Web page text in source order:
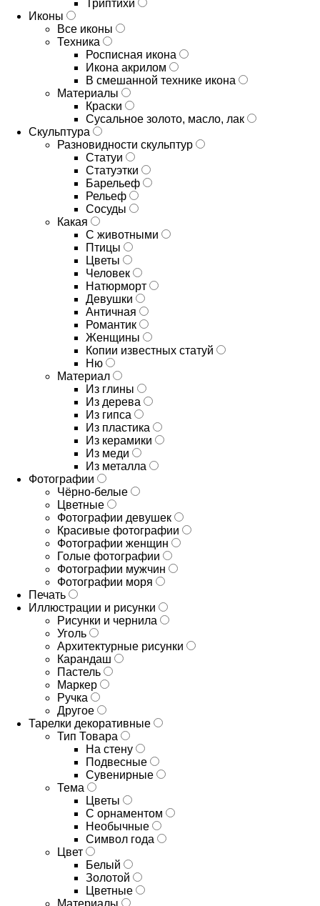
Триптихи
Иконы
Все иконы
Техника
Росписная икона
Икона акрилом
В смешанной технике икона
Материалы
Краски
Сусальное золото, масло, лак
Скульптура
Разновидности скульптур
Статуи
Статуэтки
Барельеф
Рельеф
Сосуды
Какая
С животными
Птицы
Цветы
Человек
Натюрморт
Девушки
Античная
Романтик
Женщины
Копии известных статуй
Ню
Материал
Из глины
Из дерева
Из гипса
Из пластика
Из керамики
Из меди
Из металла
Фотографии
Чёрно-белые
Цветные
Фотографии девушек
Красивые фотографии
Фотографии женщин
Голые фотографии
Фотографии мужчин
Фотографии моря
Печать
Иллюстрации и рисунки
Рисунки и чернила
Уголь
Архитектурные рисунки
Карандаш
Пастель
Маркер
Ручка
Другое
Тарелки декоративные
Тип Товара
На стену
Подвесные
Сувенирные
Тема
Цветы
С орнаментом
Необычные
Символ года
Цвет
Белый
Золотой
Цветные
Материалы